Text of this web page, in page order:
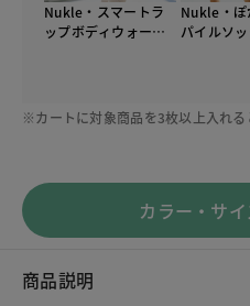
Nukle・スマートラ
ップボディウォーマ
Nukle・ぽ
パイルソ
※カートに対象商品を3枚以上入れる
カラー・サ
商品説明